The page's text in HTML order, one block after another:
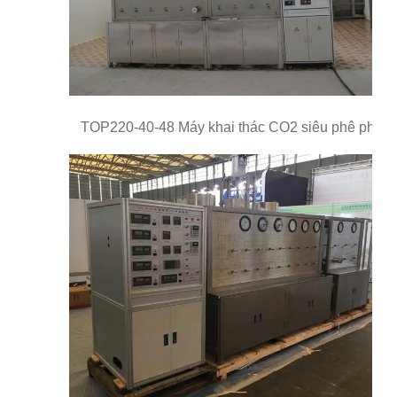
TOP220-40-48 Máy khai thác CO2 siêu phê phán